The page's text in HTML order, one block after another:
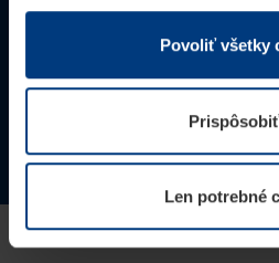
v rámci Vášho využívania
Z právneho hľadiska môžeme
prevádzku tejto stránky. Pre
potrebujeme Vaše povolenie.
kedykoľvek zmeniť alebo
našej webovej stránky.
Povoliť všetky
Len potrebné
NO­VIN­KY